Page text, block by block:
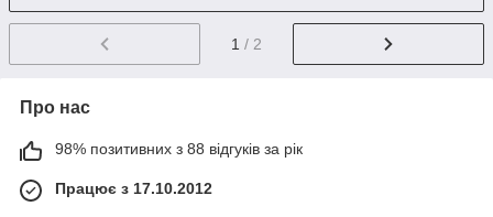
1 / 2
Про нас
98% позитивних з 88 відгуків за рік
Працює з 17.10.2012